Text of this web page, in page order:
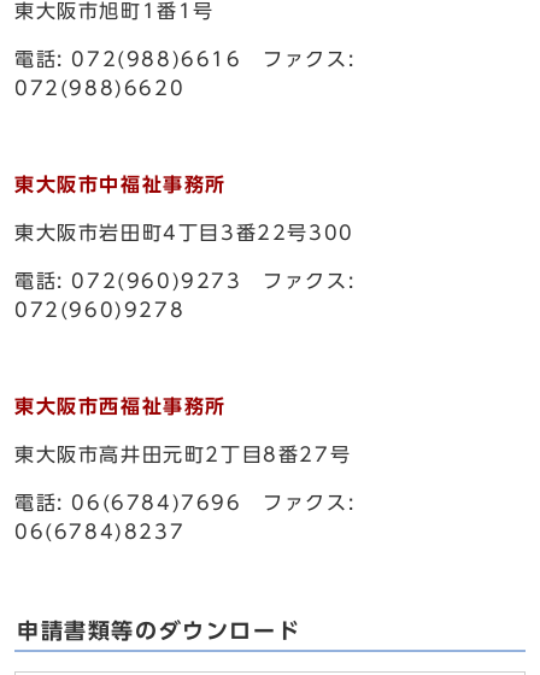
東大阪市旭町1番1号
電話: 072(988)6616 ファクス:
072(988)6620
東大阪市中福祉事務所
東大阪市岩田町4丁目3番22号300
電話: 072(960)9273 ファクス:
072(960)9278
東大阪市西福祉事務所
東大阪市高井田元町2丁目8番27号
電話: 06(6784)7696 ファクス:
06(6784)8237
申請書類等のダウンロード